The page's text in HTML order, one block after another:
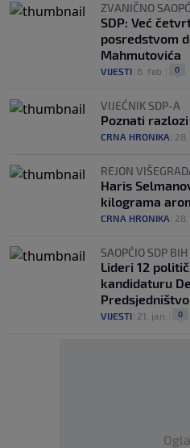
ZVANIČNO
SDP: Već
posredstvom
Mahmutovića
VIJESTI 6. feb. 0
VIJEĆNIK SDP-A
Poznati
CRNA HRONIKA 28.
REJON
Haris
kilograma
CRNA HRONIKA 28.
SAOPĆIO SDP BIH
Lideri 12
kandidaturu
Predsjedništvo
VIJESTI 21. jan. 0